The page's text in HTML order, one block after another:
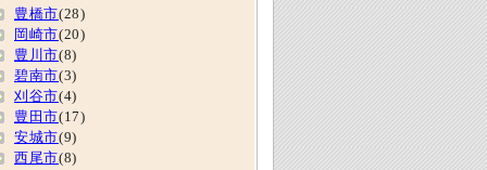
豊橋市(28)
岡崎市(20)
豊川市(8)
碧南市(3)
刈谷市(4)
豊田市(17)
安城市(9)
西尾市(8)